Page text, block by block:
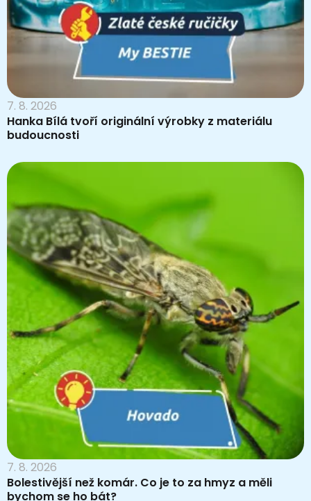
7. 8. 2026
Hanka Bílá tvoří originální výrobky z materiálu
budoucnosti
7. 8. 2026
Bolestivější než komár. Co je to za hmyz a měli
bychom se ho bát?